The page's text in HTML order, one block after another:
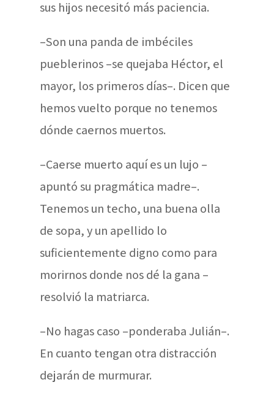
sus hijos necesitó más paciencia.
–Son una panda de imbéciles
pueblerinos –se quejaba Héctor, el
mayor, los primeros días–. Dicen que
hemos vuelto porque no tenemos
dónde caernos muertos.
–Caerse muerto aquí es un lujo –
apuntó su pragmática madre–.
Tenemos un techo, una buena olla
de sopa, y un apellido lo
suficientemente digno como para
morirnos donde nos dé la gana –
resolvió la matriarca.
–No hagas caso –ponderaba Julián–.
En cuanto tengan otra distracción
dejarán de murmurar.